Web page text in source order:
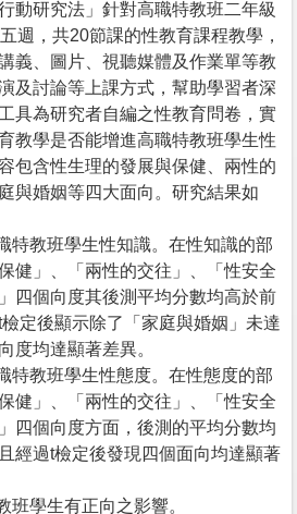
動研究法」針對高職特教班二年級
週，共20節課的性教育課程教學，
義、圖片、視聽媒體及作業單等教
及討論等上課方式，幫助學習者深
具為研究者自編之性教育問卷，實
教學是否能增進高職特教班學生性
包含性生理的發展與保健、兩性的
與婚姻等四大面向。研究結果如
特教班學生性知識。在性知識的部
健」、「兩性的交往」、「性安全
四個向度其後測平均分數均高於前
定後顯示除了「家庭與婚姻」未達
度均達顯著差異。
特教班學生性態度。在性態度的部
健」、「兩性的交往」、「性安全
四個向度方面，後測的平均分數均
經過t檢定後發現四個面向均達顯著
班學生有正向之影響。